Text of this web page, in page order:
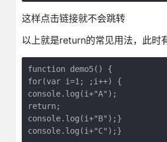
这样点击链接就不会跳转
以上就是return的常见用法，此时
function demo5() {
for(var i=1; ;i++) {
console.log(i+"A");
return;
console.log(i+"B");}
console.log(i+"C");}